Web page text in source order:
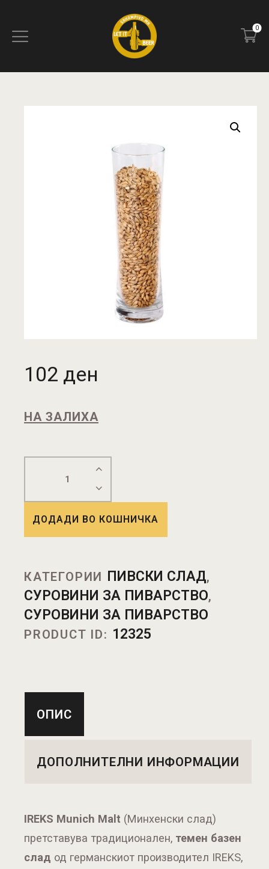
0
102 ден
НА ЗАЛИХА
ДОДАДИ ВО КОШНИЧКА
КАТЕГОРИИ ПИВСКИ СЛАД,
СУРОВИНИ ЗА ПИВАРСТВО,
СУРОВИНИ ЗА ПИВАРСТВО
PRODUCT ID: 12325
ОПИС
ДОПОЛНИТЕЛНИ ИНФОРМАЦИИ
IREKS Munich Malt (Минхенски слад)
претставува традиционален, темен базен
слад од германскиот производител IREKS,